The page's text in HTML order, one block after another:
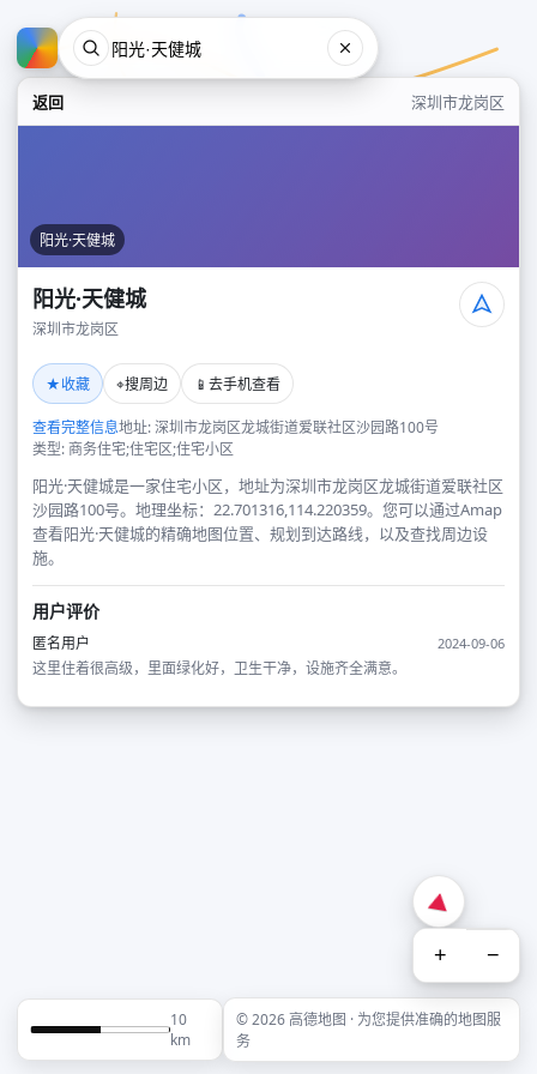
返回 深圳市龙岗区
阳光·天健城
阳光·天健城
深圳市龙岗区
★收藏 ⌖搜周边 📱 去手机查看
查看完整信息地址: 深圳市龙岗区龙城街道爱联社区沙园路100号
类型: 商务住宅;住宅区;住宅小区
阳光·天健城是一家住宅小区，地址为深圳市龙岗区龙城街道爱联社区
沙园路100号。地理坐标：22.701316,114.220359。您可以通过Amap
查看阳光·天健城的精确地图位置、规划到达路线，以及查找周边设
施。
用户评价
匿名用户 2024-09-06
这里住着很高级，里面绿化好，卫生干净，设施齐全满意。
+ −
10
km
© 2026 高德地图 · 为您提供准确的地图服
务